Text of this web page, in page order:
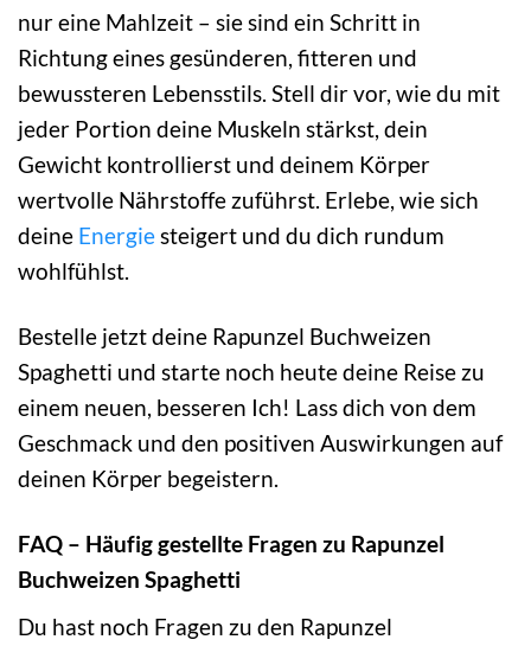
nur eine Mahlzeit – sie sind ein Schritt in
Richtung eines gesünderen, fitteren und
bewussteren Lebensstils. Stell dir vor, wie du mit
jeder Portion deine Muskeln stärkst, dein
Gewicht kontrollierst und deinem Körper
wertvolle Nährstoffe zuführst. Erlebe, wie sich
deine Energiesteigert und du dich rundum
wohlfühlst.
Bestelle jetzt deine Rapunzel Buchweizen
Spaghetti und starte noch heute deine Reise zu
einem neuen, besseren Ich! Lass dich von dem
Geschmack und den positiven Auswirkungen auf
deinen Körper begeistern.
FAQ – Häufig gestellte Fragen zu Rapunzel
Buchweizen Spaghetti
Du hast noch Fragen zu den Rapunzel